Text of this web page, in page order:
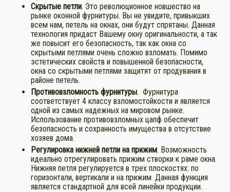
Скрытые петли. Это революционное новшество на
рынке оконной фурнитуры. Вы не увидите, привыкших
всем нам, петель на окнах, они будут спрятаны. Данная
технология придаст Вашему окну оригинальности, а так
же повысит его безопасность, так как окна со
скрытыми петлями очень сложно взломать. Помимо
эстетических свойств и повышенной безопасности,
окна со скрытыми петлями защитят от продувания в
районе петель.
Противовзломность фурнитуры. Фурнитура
соответствует 4 классу взломостойкости и является
одной из самых надежных на мировом рынке.
Использование противовзломных цапф обеспечит
безопасность и сохранность имущества в отсутствие
хозяев дома.
Регулировка нижней петли на прижим. Возможность
идеально отрегулировать прижим створки к раме окна.
Нижняя петля регулируется в трех плоскостях: по
горизонтали, вертикали и на прижим. Данная функция
является стандартной для всей линейки продукции.